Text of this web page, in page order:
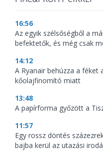
16:56
Az egyik szélsőségből a
befektetők, és még csak
14:12
A Ryanair behúzza a féket
kőolajfinomító miatt
13:48
A papírforma győzött a
11:57
Egy rossz döntés
bajba kerül az utazási